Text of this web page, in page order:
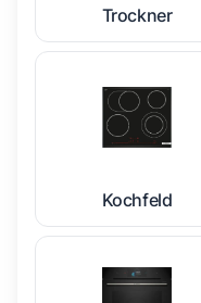
Trockner
Kochfeld